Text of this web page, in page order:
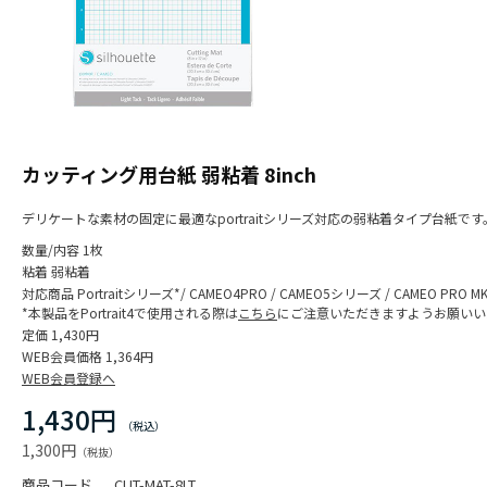
カッティング用台紙 弱粘着 8inch
デリケートな素材の固定に最適なportraitシリーズ対応の弱粘着タイプ台紙です。
1,430円
1,300円
数量/内容 1枚
粘着 弱粘着
対応商品Portraitシリーズ*/ CAMEO4PRO / CAMEO5シリーズ / CAMEO PRO
*本製品をPortrait4で使用される際はこちらにご注意いただきますようお願いい
定価 1,430円
WEB会員価格 1,364円
WEB会員登録へ